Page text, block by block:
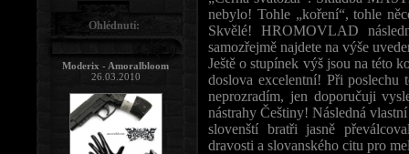
nebylo! Tohle „koření“, tohle
Skvělé! HROMOVLAD
samozřejmě najdete na výše
Ještě o stupínek výš jsou na této
doslova excelentní! Při
neprozradím, jen doporučuji
nástrahy Češtiny! Následná
slovenští bratři jasně
dravosti a slovanského citu pro
Ohlédnutí:
Moderix - Amoralbloom
26.03.2010